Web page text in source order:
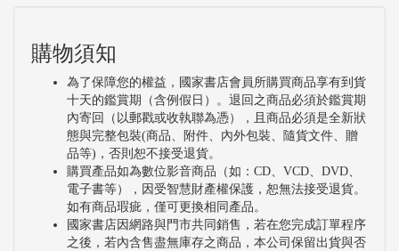
領域進行圖資的測繪，更吸引系統商與車廠進行布
局、整合，改變高精地圖測繪及應用模式。
而在輔助車輛運轉的車用「熱管理系統」，不僅能將
電池及馬達維持適溫以帶來續航力、充電時間及電池
壽命之價值，並也實現舒適空調，提高乘坐感受而成
為備受矚目的技術項目。
在電動車動力核心的電池材料技術方面，鈉離子製作
的鈉離子電池，似乎可望在近期內進入正式量產階
購物須知
為了保障您的權益，國家書店會員所購買商品享有到貨
十天的鑑賞期（含例假日）。退回之商品必須於鑑賞期
內寄回（以郵戳或收執聯為憑），且商品必須是全新狀
態與完整包裝(商品、附件、內外包裝、隨貨文件、贈
品等)，否則恕不接受退貨。
購買產品如為數位影音商品（如：CD、VCD、DVD、
電子書等），因受智慧財產權保護，恕無法接受退貨。
如有商品瑕疵，僅可更換相同產品。
國家書店因網路與門市共同銷售，若在您完成訂單程序
之後，若內含售盡無庫存之商品，本公司保留出貨與否